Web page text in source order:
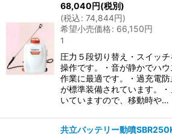
68,040円(税別)
(税込: 74,844円)
希望小売価格: 66,150円
1
圧力５段切り替え・スイッ
操作です。・音が静かでハ
作業に最適です。・過充電
が標準装備されています。
いていますので、移動時や…
共立バッテリー動噴